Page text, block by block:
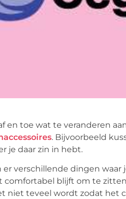
en toe wat te veranderen
. Bijvoorbeeld
je daar zin in hebt.
verschillende dingen
comfortabel blijft om te
niet teveel wordt zodat het